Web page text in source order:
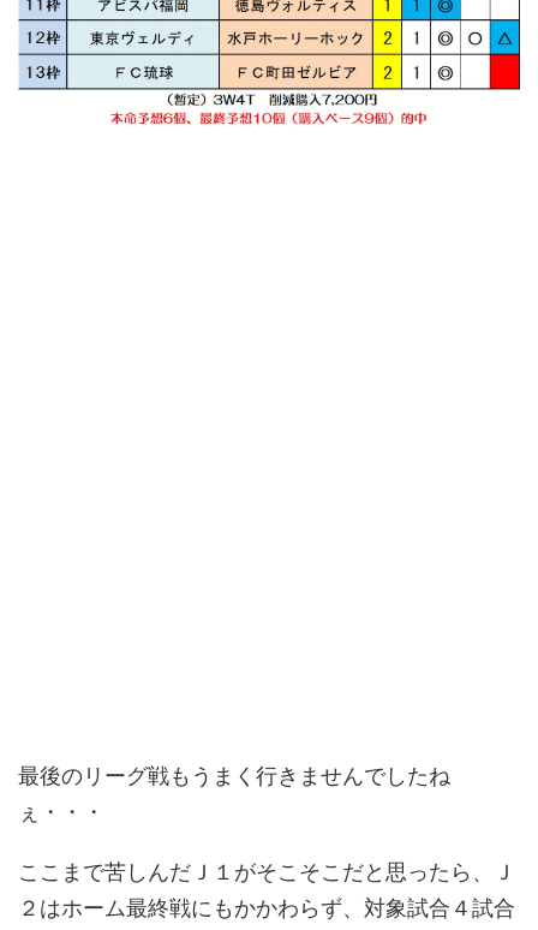
最後のリーグ戦もうまく行きませんでしたね
ぇ・・・
ここまで苦しんだＪ１がそこそこだと思ったら、Ｊ
２はホーム最終戦にもかかわらず、対象試合４試合